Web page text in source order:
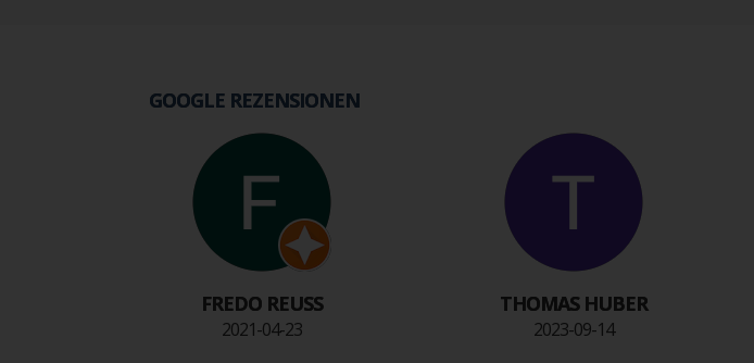
GOOGLE REZENSIONEN
FREDO REUSS
2021-04-23
THOMAS HUBER
2023-09-14